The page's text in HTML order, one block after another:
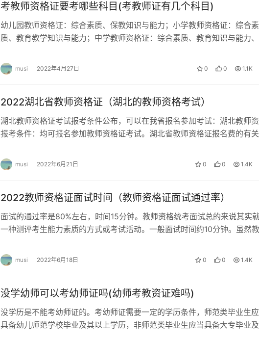
考教师资格证要考哪些科目(考教师证有几个科目)
幼儿园教师资格证：综合素质、保教知识与能力；小学教师资格证：综合素
质、教育教学知识与能力；中学教师资格证：综合素质、教育知识与能力、
musi 2022年4月27日 0 0 1.1K
2022湖北省教师资格证（湖北的教师资格考试）
湖北教师资格证考试报考条件公布，可以在我省报名参加考试：湖北教师
报考条件：均可报名参加教师资格证考试。湖北省教师资格证报名费的有关
musi 2022年6月21日 0 0 1.4K
2022教师资格证面试时间（教师资格证面试通过率）
面试的通过率是80%左右，时间15分钟。教师资格统考面试总的来说其实
一种测评考生能力素质的方式或考试活动。一般面试时间约10分钟。虽然
musi 2022年6月18日 0 0 1.4K
没学幼师可以考幼师证吗(幼师考教资证难吗)
没学历是不能考幼师证的。考幼师证需要一定的学历条件，师范类毕业生
具备幼儿师范学校毕业及其以上学历，非师范类毕业生应当具备大专毕业及